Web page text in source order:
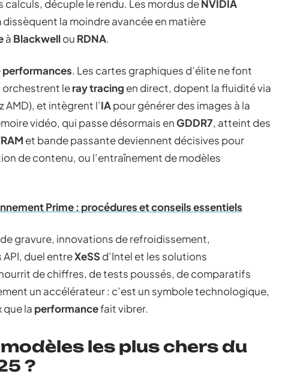
calculs, décuple le rendu. Les mordus deNVIDIA
dissèquent la moindre avancée en matière
à Blackwellou RDNA.
performances. Les cartes graphiques d’élite ne font
orchestrent leray tracing en direct, dopent la fluidité via
AMD), et intègrent l’IApour générer des images à la
vidéo, qui passe désormais enGDDR7, atteint des
et bande passante deviennent décisives pour
de contenu, ou l’entraînement de modèles
Prime : procédures et conseils essentiels
gravure, innovations de refroidissement,
duel entreXeSSd’Intel et les solutions
de chiffres, de tests poussés, de comparatifs
un accélérateur : c’est un symbole technologique,
que la performancefait vibrer.
les plus chers du
?